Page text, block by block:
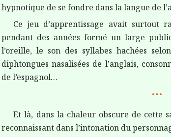
hypnotique de se fondre dans la langue de
Ce jeu d’apprentissage avait surtout
pendant des années formé un large
l’oreille, le son des syllabes hachées
diphtongues nasalisées de l’anglais,
de l’espagnol…
Et là, dans la chaleur obscure de cette
reconnaissant dans l’intonation du